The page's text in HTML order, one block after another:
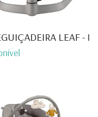
LEAF -